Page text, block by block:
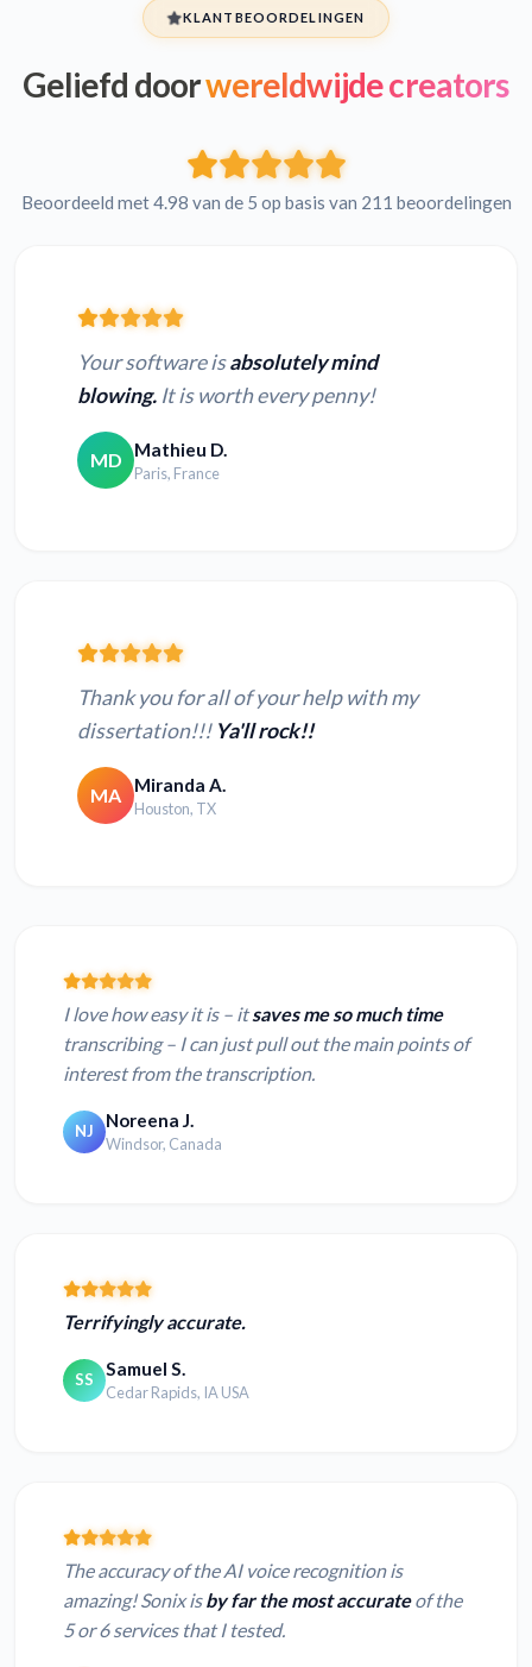
KLANTBEOORDELINGEN
Geliefd doorwereldwijde creators
Beoordeeld met 4.98 van de 5 op basis van 211 beoordelingen
Your software isabsolutely mind
blowing. It is worth every penny!
MD Mathieu D.
Paris, France
Thank you for all of your help with my
dissertation!!! Ya'll rock!!
MA Miranda A.
Houston, TX
I love how easy it is – itsaves me so much time
transcribing – I can just pull out the main points of
interest from the transcription.
NJ Noreena J.
Windsor, Canada
Terrifyingly accurate.
SS Samuel S.
Cedar Rapids, IA USA
The accuracy of the AI voice recognition is
amazing! Sonix isby far the most accurateof the
5 or 6 services that I tested.